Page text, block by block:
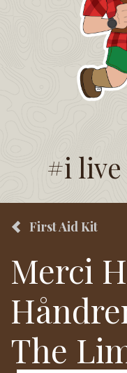
#i
First Aid Kit
Merci
The